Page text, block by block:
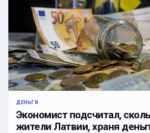
ДЕНЬГИ
Экономист подсчитал,
жители Латвии, храня